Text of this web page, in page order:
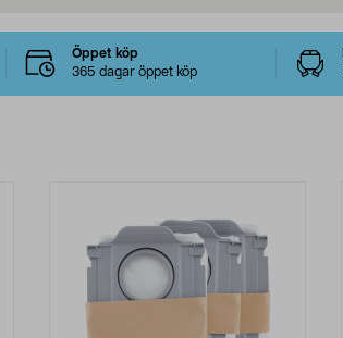
Öppet köp
365 dagar öppet köp